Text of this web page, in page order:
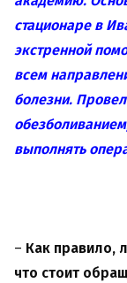
стационаре в
экстренной
всем
болезни.
выполнять
– Как правило,
что стоит